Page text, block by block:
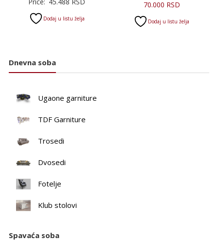
Dodaj u listu želja
70.000 RSD
Dodaj u listu želja
Dnevna soba
Ugaone garniture
TDF Garniture
Trosedi
Dvosedi
Fotelje
Klub stolovi
Spavaća soba